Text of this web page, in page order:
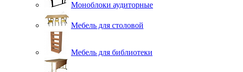
Моноблоки аудиторные
Мебель для столовой
Мебель для библиотеки